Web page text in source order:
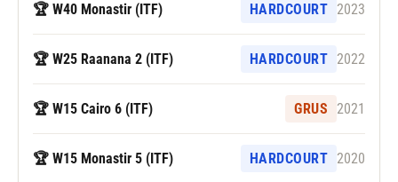
🏆 W40 Monastir (ITF) HARDCOURT 2023
🏆 W25 Raanana 2 (ITF) HARDCOURT 2022
🏆 W15 Cairo 6 (ITF) GRUS 2021
🏆 W15 Monastir 5 (ITF) HARDCOURT 2020